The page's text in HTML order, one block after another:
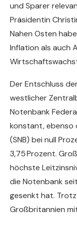
und Sparer
Präsidentin
Nahen Osten
Inflation als auch
Der Entschluss
westlicher
Notenbank
konstant, ebenso
(SNB) bei null
3,75 Prozent.
höchste
die Notenbank
gesenkt hat.
Großbritannien